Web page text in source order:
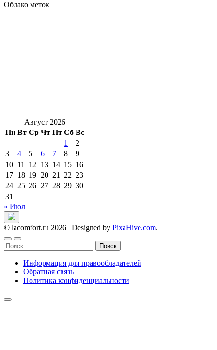
Облако меток
Август 2026
Пн Вт Ср Чт Пт Сб Вс
1
2
3
4 5 6 7 8
9
10 11 12 13 14 15 16
17 18 19 20 21 22 23
24 25 26 27 28 29 30
31
« Июл
© lacomfort.ru 2026 | Designed by PixaHive.com.
Найти:
Информация для правообладателей
Обратная связь
Политика конфиденциальности